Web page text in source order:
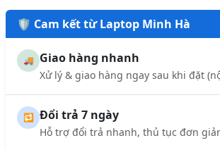
🛡️ Cam kết từ Laptop Minh Hà
🚚 Giao hàng nhanh
Xử lý & giao hàng ngay sau khi đặt
🔁 Đổi trả 7 ngày
Hỗ trợ đổi trả nhanh, thủ tục đơn